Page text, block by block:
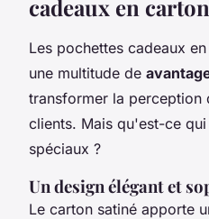
cadeaux en
Les pochettes cadeaux
une multitude de
transformer la perception
clients. Mais qu'est-ce
spéciaux ?
Un design élégant et
Le carton satiné apporte